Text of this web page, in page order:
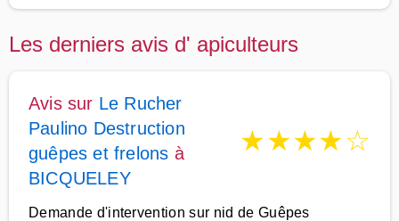
Les derniers avis d' apiculteurs
Avis sur Le Rucher
Paulino Destruction
guêpes et frelons à
BICQUELEY
★★★★☆
Demande d'intervention sur nid de Guêpes